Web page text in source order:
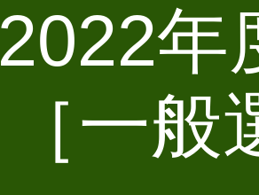
2022年
［一